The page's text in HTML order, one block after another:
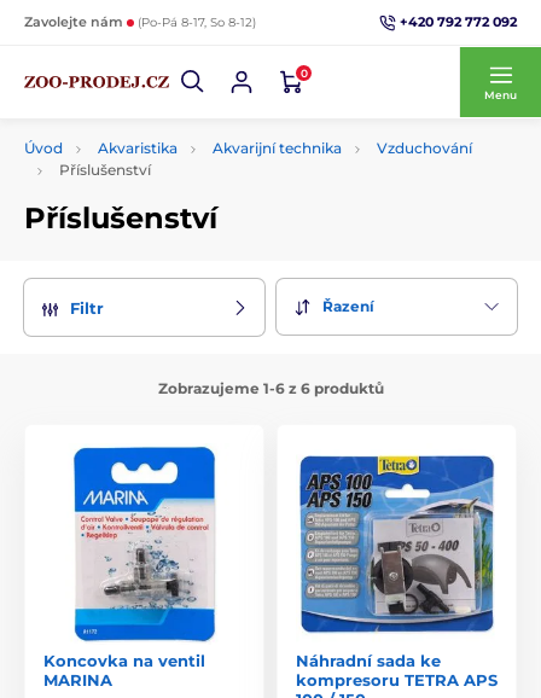
Zavolejte nám (Po-Pá 8-17, So 8-12) +420 792 772 092
0
Menu
Úvod Akvaristika Akvarijní technika
Vzduchování
Příslušenství
Příslušenství
Filtr Řazení
Zobrazujeme 1-6 z 6 produktů
Koncovka na ventil
MARINA
Náhradní sada ke
kompresoru TETRA APS